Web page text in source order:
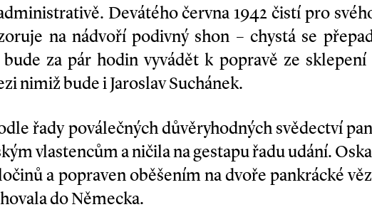
Devátého června 1942 čistí pro
na nádvoří podivný shon – chystá se
za pár hodin vyvádět k popravě ze sklepení
nimiž bude i Jaroslav Suchánek.
řady poválečných důvěryhodných svědectví
vlastencům a ničila na gestapu řadu udání.
a popraven oběšením na dvoře pankrácké
do Německa.